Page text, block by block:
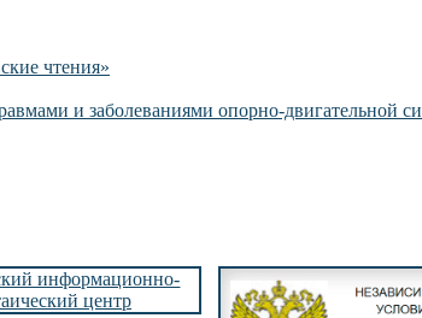
чтения»
и заболеваниями опорно-двигательной